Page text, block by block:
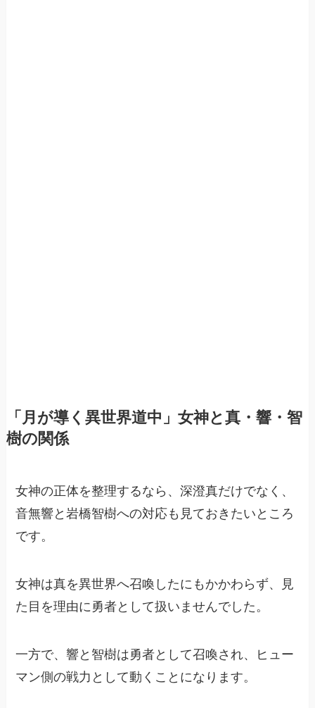
「月が導く異世界道中」女神と真・響・智
樹の関係
女神の正体を整理するなら、深澄真だけでなく、
音無響と岩橋智樹への対応も見ておきたいところ
です。
女神は真を異世界へ召喚したにもかかわらず、見
た目を理由に勇者として扱いませんでした。
一方で、響と智樹は勇者として召喚され、ヒュー
マン側の戦力として動くことになります。